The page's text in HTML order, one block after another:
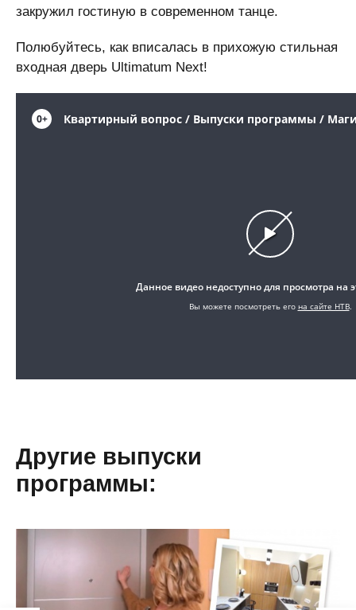
закружил гостиную в современном танце.
Полюбуйтесь, как вписалась в прихожую стильная
входная дверь Ultimatum Next!
Другие выпуски
программы: